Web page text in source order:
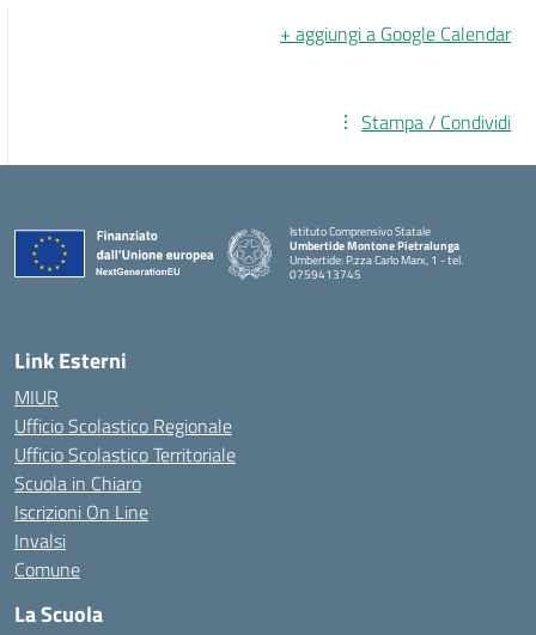
+ aggiungi a Google Calendar
Stampa / Condividi
Istituto Comprensivo Statale
Umbertide Montone Pietralunga
Umbertide: P.zza Carlo Marx, 1 - tel.
0759413745
Link Esterni
MIUR
Ufficio Scolastico Regionale
Ufficio Scolastico Territoriale
Scuola in Chiaro
Iscrizioni On Line
Invalsi
Comune
La Scuola